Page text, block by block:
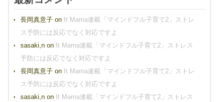
長岡真意子on It Mama連載「マインドフル子育て2」ストレ
ス予防には反応でなく対応ですよ
sasaki,non It Mama連載「マインドフル子育て2」ストレス
予防には反応でなく対応ですよ
長岡真意子on It Mama連載「マインドフル子育て2」ストレ
ス予防には反応でなく対応ですよ
sasaki,non It Mama連載「マインドフル子育て2」ストレス